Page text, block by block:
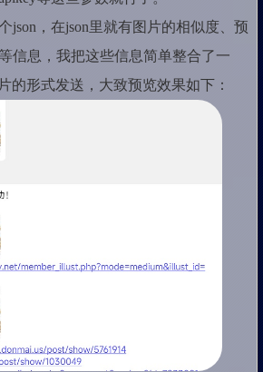
json，在json里就有图片的相似度、预
信息，我把这些信息简单整合了一
的形式发送，大致预览效果如下：